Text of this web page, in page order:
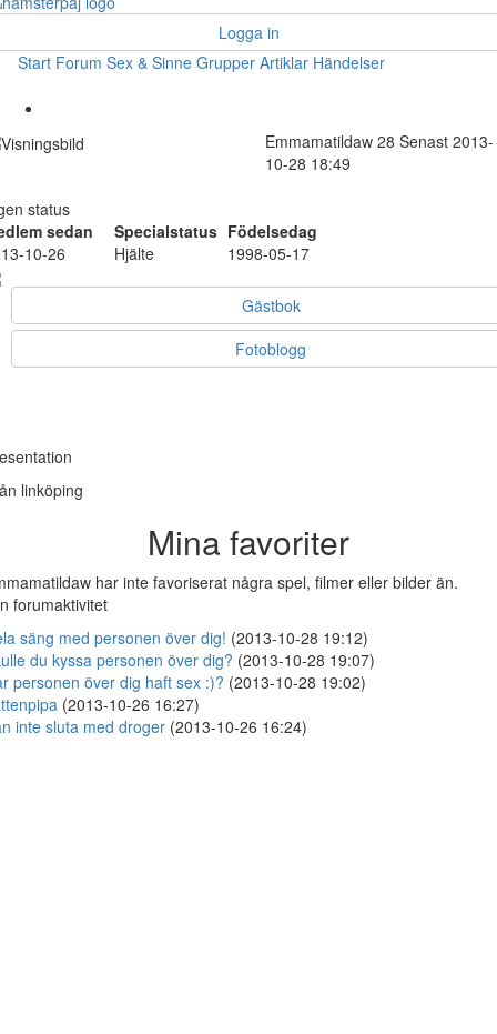
Logga in
Start Forum Sex & Sinne Grupper Artiklar Händelser
Emmamatildaw 28 Senast 2013-
10-28 18:49
status
sedan
Specialstatus Födelsedag
10-26
Hjälte 1998-05-17
Gästbok
Fotoblogg
linköping
Mina favoriter
har inte favoriserat några spel, filmer eller bilder än.
forumaktivitet
säng med personen över dig! (2013-10-28 19:12)
du kyssa personen över dig? (2013-10-28 19:07)
personen över dig haft sex :)? (2013-10-28 19:02)
(2013-10-26 16:27)
inte sluta med droger (2013-10-26 16:24)